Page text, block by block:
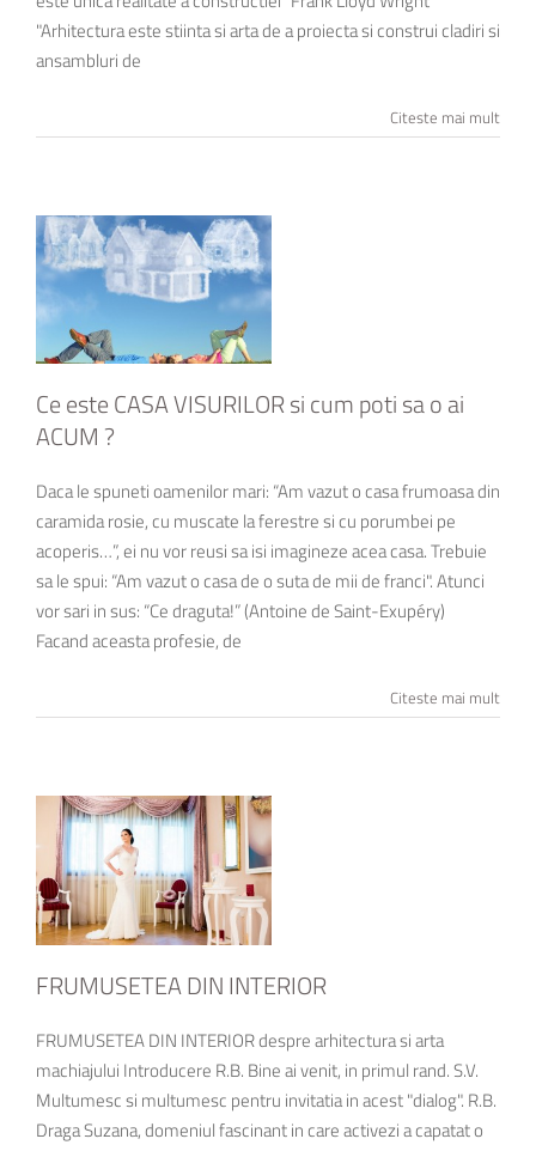
"Arhitectura este stiinta si arta de a proiecta si construi cladiri si
ansambluri de
Citeste mai mult
Ce este CASA VISURILOR si cum poti sa o ai
ACUM ?
Daca le spuneti oamenilor mari: “Am vazut o casa frumoasa din
caramida rosie, cu muscate la ferestre si cu porumbei pe
acoperis…”, ei nu vor reusi sa isi imagineze acea casa. Trebuie
sa le spui: “Am vazut o casa de o suta de mii de franci". Atunci
vor sari in sus: “Ce draguta!” (Antoine de Saint-Exupéry)
Facand aceasta profesie, de
Citeste mai mult
FRUMUSETEA DIN INTERIOR
FRUMUSETEA DIN INTERIOR despre arhitectura si arta
machiajului Introducere R.B. Bine ai venit, in primul rand. S.V.
Multumesc si multumesc pentru invitatia in acest "dialog". R.B.
Draga Suzana, domeniul fascinant in care activezi a capatat o